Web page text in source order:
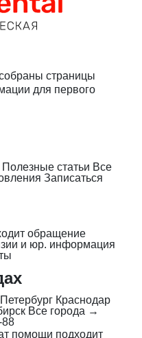
страницы
для первого
Полезные статьи Все
Записаться
обращение
и юр. информация
Краснодар
Все города →
88
помощи подходит